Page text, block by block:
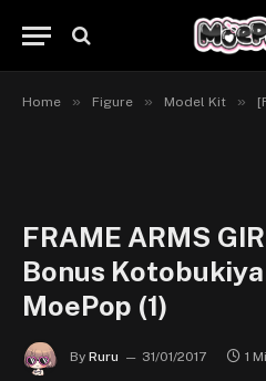
Home » Figure » Model Kit »
FRAME ARMS
Bonus
MoePop (1)
By Ruru 31/01/2017 1